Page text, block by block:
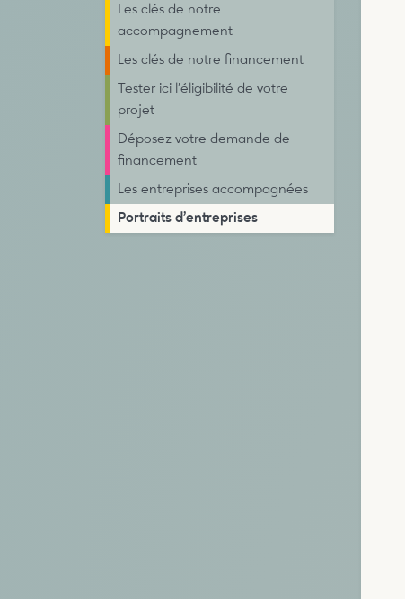
Les clés de notre
accompagnement
Les clés de notre financement
Tester ici l’éligibilité de votre
projet
Déposez votre demande de
financement
Les entreprises accompagnées
Portraits d’entreprises